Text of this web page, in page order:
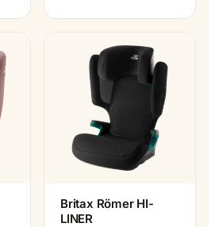
Britax Römer HI-
LINER